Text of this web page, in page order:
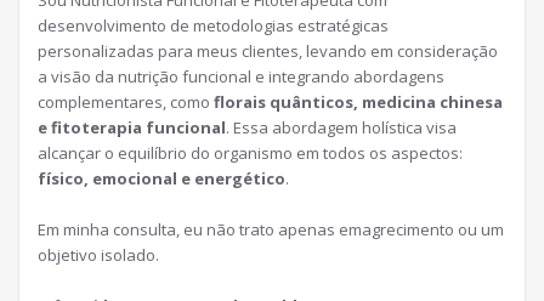
desenvolvimento de metodologias estratégicas
personalizadas para meus clientes, levando em consideração
a visão da nutrição funcional e integrando abordagens
complementares, como florais quânticos, medicina chinesa
e fitoterapia funcional. Essa abordagem holística visa
alcançar o equilíbrio do organismo em todos os aspectos:
físico, emocional e energético.
Em minha consulta, eu não trato apenas emagrecimento ou um
objetivo isolado.